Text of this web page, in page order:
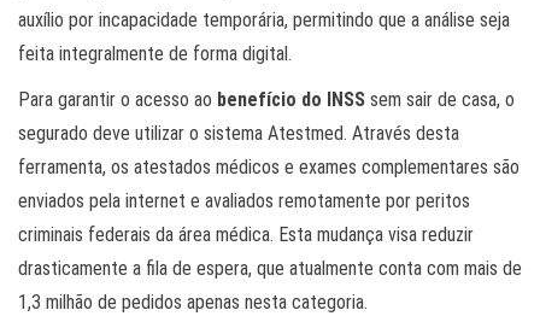
auxílio por incapacidade temporária, permitindo que a análise seja
feita integralmente de forma digital.
Para garantir o acesso ao benefício do INSS sem sair de casa, o
segurado deve utilizar o sistema Atestmed. Através desta
ferramenta, os atestados médicos e exames complementares são
enviados pela internet e avaliados remotamente por peritos
criminais federais da área médica. Esta mudança visa reduzir
drasticamente a fila de espera, que atualmente conta com mais de
1,3 milhão de pedidos apenas nesta categoria.